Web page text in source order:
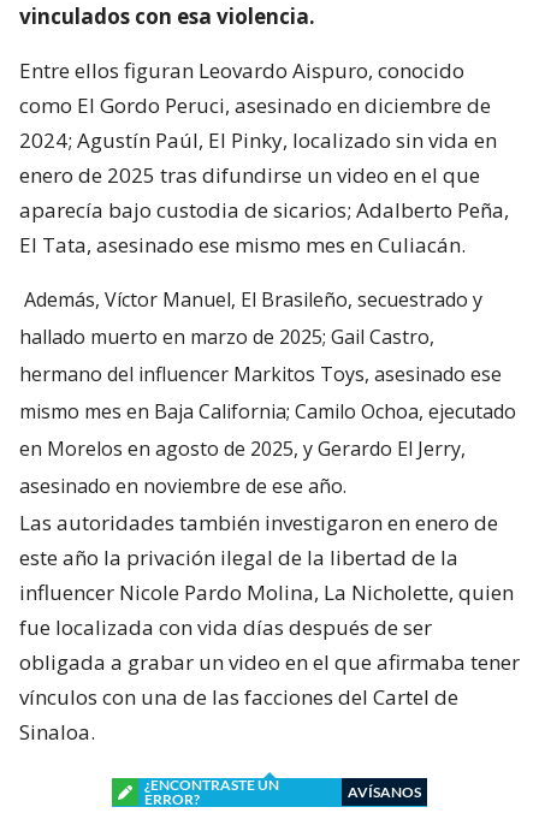
vinculados con esa violencia.
Entre ellos figuran Leovardo Aispuro, conocido
como El Gordo Peruci, asesinado en diciembre de
2024; Agustín Paúl, El Pinky, localizado sin vida en
enero de 2025 tras difundirse un video en el que
aparecía bajo custodia de sicarios; Adalberto Peña,
El Tata, asesinado ese mismo mes en Culiacán.
Además, Víctor Manuel, El Brasileño, secuestrado y
hallado muerto en marzo de 2025; Gail Castro,
hermano del influencer Markitos Toys, asesinado ese
mismo mes en Baja California; Camilo Ochoa, ejecutado
en Morelos en agosto de 2025, y Gerardo El Jerry,
asesinado en noviembre de ese año.
Las autoridades también investigaron en enero de
este año la privación ilegal de la libertad de la
influencer Nicole Pardo Molina, La Nicholette, quien
fue localizada con vida días después de ser
obligada a grabar un video en el que afirmaba tener
vínculos con una de las facciones del Cartel de
Sinaloa.
¿ENCONTRASTE UN
ERROR?
AVÍSANOS